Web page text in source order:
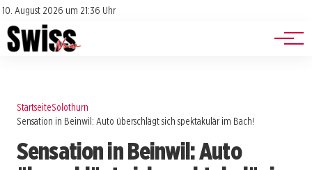
10. August 2026 um 21:36 Uhr
Impressum
Datenschutz
Jobs
Events
StartseiteSolothurn
Sensation in Beinwil: Auto überschlägt sich spektakulär im Bach!
Sensation in Beinwil: Auto